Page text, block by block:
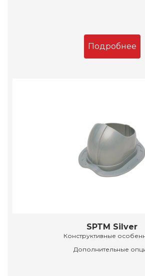
Подробнее
SPTM Silver
Конструктивные
Дополнительные